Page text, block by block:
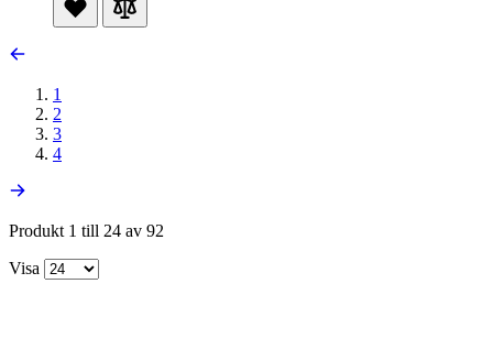
1
2
3
4
Produkt 1 till 24 av 92
Visa